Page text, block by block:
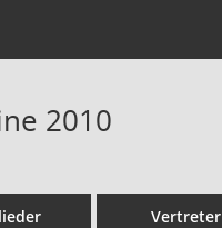
2010
Vertreter